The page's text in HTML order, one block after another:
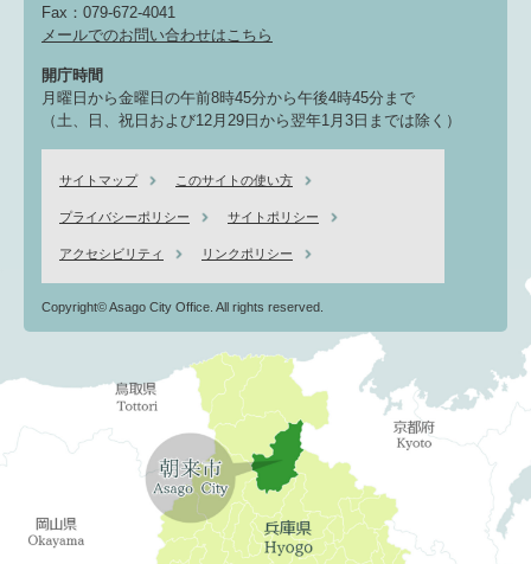
Fax：079-672-4041
メールでのお問い合わせはこちら
開庁時間
月曜日から金曜日の午前8時45分から午後4時45分まで
（土、日、祝日および12月29日から翌年1月3日までは除く）
サイトマップ このサイトの使い方
プライバシーポリシー サイトポリシー
アクセシビリティ リンクポリシー
Copyright© Asago City Office. All rights reserved.